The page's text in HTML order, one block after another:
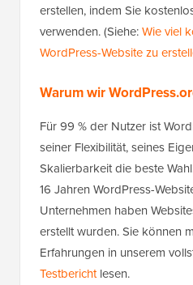
erstellen, indem Sie
verwenden. (Siehe:Wie viel
WordPress-Website zu
Warum wir
Für 99 % der Nutzer ist
seiner Flexibilität, seines
Skalierbarkeit die beste
16 Jahren WordPress-
Unternehmen haben
erstellt wurden. Sie können
Erfahrungen in unserem
Testberichtlesen.